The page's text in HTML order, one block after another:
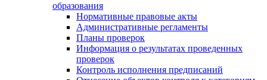
образования
Нормативные правовые акты
Административные регламенты
Планы проверок
Информация о результатах проведенных
проверок
Контроль исполнения предписаний